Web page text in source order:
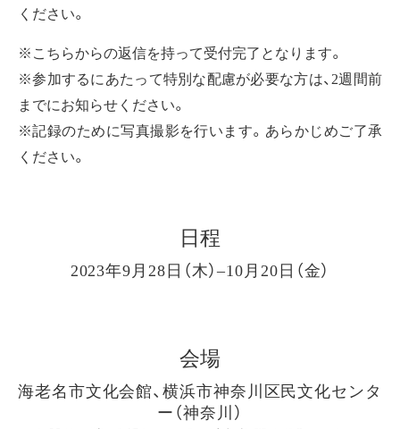
ください。
※こちらからの返信を持って受付完了となります。
※参加するにあたって特別な配慮が必要な方は、2週間前
までにお知らせください。
※記録のために写真撮影を行います。あらかじめご了承
ください。
日程
2023年9月28日（木）–10月20日（金）
会場
海老名市文化会館、横浜市神奈川区民文化センタ
ー（神奈川）